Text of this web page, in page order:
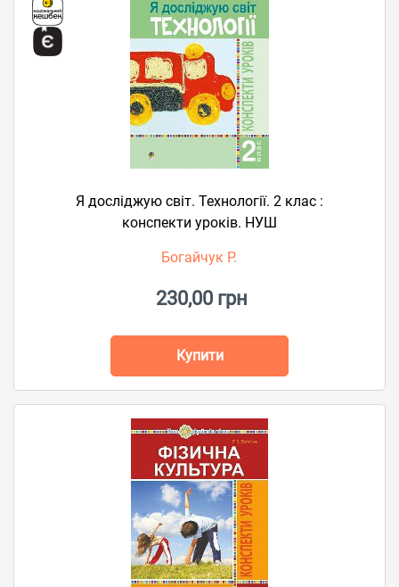
Я досліджую світ. Технології. 2 клас :
конспекти уроків. НУШ
Богайчук Р.
230,00 грн
Купити